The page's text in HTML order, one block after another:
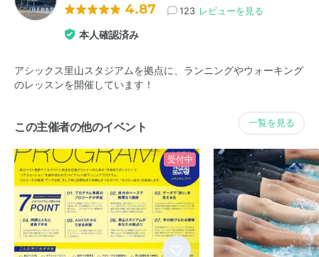
4.87 123 レビューを見る
本人確認済み
アシックス里山スタジアムを拠点に、ランニングやウォーキング
のレッスンを開催しています！
この主催者の他のイベント 一覧を見る
受付中